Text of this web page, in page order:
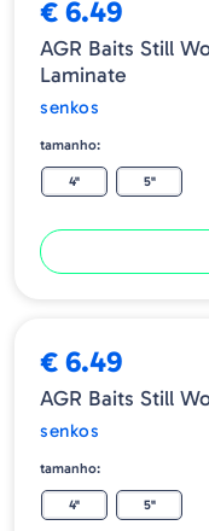
€ 6.49
AGR Baits Still
Laminate
senkos
tamanho:
4" 5"
€ 6.49
AGR Baits Still
senkos
tamanho:
4" 5"